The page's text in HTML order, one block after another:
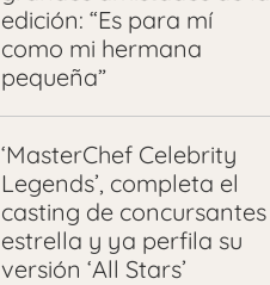
edición: “Es para mí
como mi hermana
pequeña”
‘MasterChef Celebrity
Legends’, completa el
casting de concursantes
estrella y ya perfila su
versión ‘All Stars’